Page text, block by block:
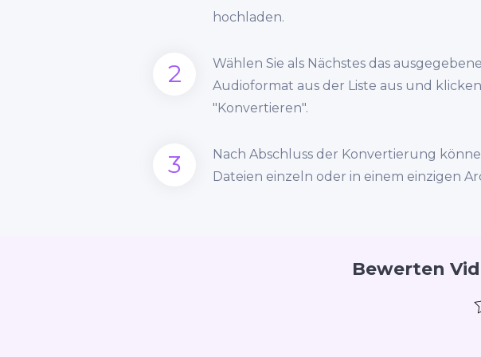
hochladen.
2
Wählen Sie als Nächstes das
Audioformat aus der Liste aus und
"Konvertieren".
3
Nach Abschluss der Konvertierung
Dateien einzeln oder in einem einzigen
Bewerten